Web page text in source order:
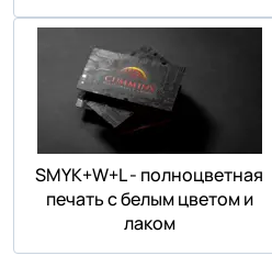
SMYK+W+L - полноцветная
печать с белым цветом и
лаком